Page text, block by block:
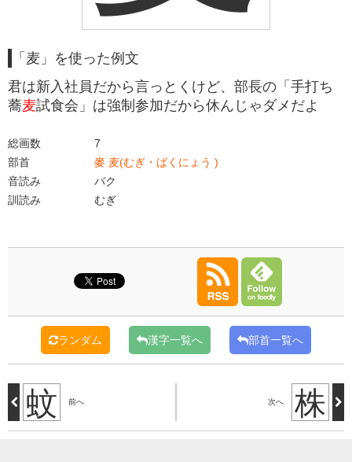
「麦」を使った例文
君は新入社員だから言っとくけど、部長の「手打ち
蕎麦試食会」は強制参加だから休んじゃダメだよ
総画数
7
部首
麥 麦(むぎ・ばくにょう )
音読み
バク
訓読み
むぎ
ランダム 漢字一覧へ 部首一覧へ
蚊 前へ 株
次へ